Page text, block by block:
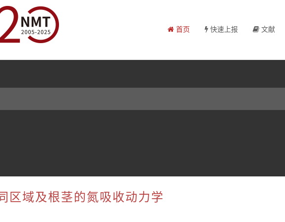
首页 快速上报 文献
区域及根茎的氮吸收动力学